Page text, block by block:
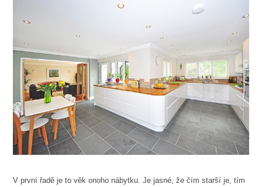
V první řadě je to věk onoho nábytku. Je jasné, že čím starší je, tím